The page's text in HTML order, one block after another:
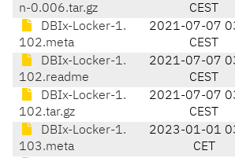
n-0.006.tar.gz
CEST
DBIx-Locker-1.
102.meta
2021-07-07
CEST
DBIx-Locker-1.
102.readme
2021-07-07
CEST
DBIx-Locker-1.
102.tar.gz
2021-07-07
CEST
DBIx-Locker-1.
103.meta
2023-01-01
CET